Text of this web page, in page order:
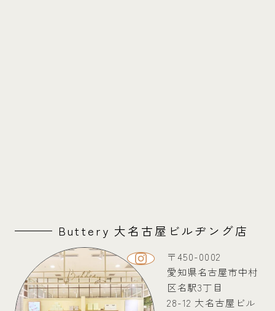
Buttery 大名古屋ビルヂング店
〒450-0002
愛知県名古屋市中村
区名駅3丁目
28-12 大名古屋ビル